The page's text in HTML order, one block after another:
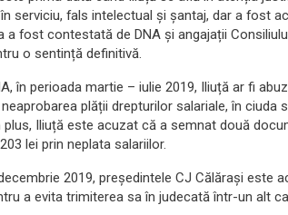
serviciu, fals intelectual și șantaj, dar a fost
a fost contestată de DNA și angajații
o sentință definitivă.
în perioada martie – iulie 2019, Iliuță ar fi
plății drepturilor salariale, în ciuda
plus, Iliuță este acuzat că a semnat două
lei prin neplata salariilor.
2019, președintele CJ Călărași este
a evita trimiterea sa în judecată într-un alt